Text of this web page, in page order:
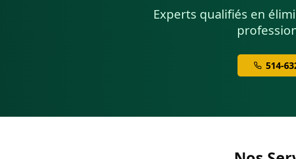
Experts qualifiés en
514-